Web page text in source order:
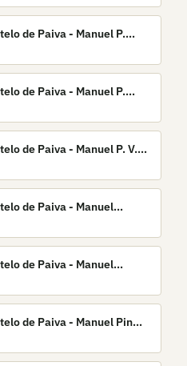
de Paiva - Manuel P.
de Paiva - Manuel P.
de Paiva - Manuel P. V.
de Paiva - Manuel
de Paiva - Manuel
de Paiva - Manuel Pinho